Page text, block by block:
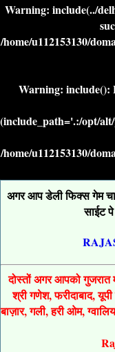
Warning: include(../
/home/u112153130/
Warning: include():
(include_path='.:/opt/
/home/u112153130/
अगर आप डेली फिक्स गेम
साईट
दोस्तों अगर आपको गुजरात
श्री गणेश, फरीदाबाद,
बाज़ार, गली, हरी ओम,